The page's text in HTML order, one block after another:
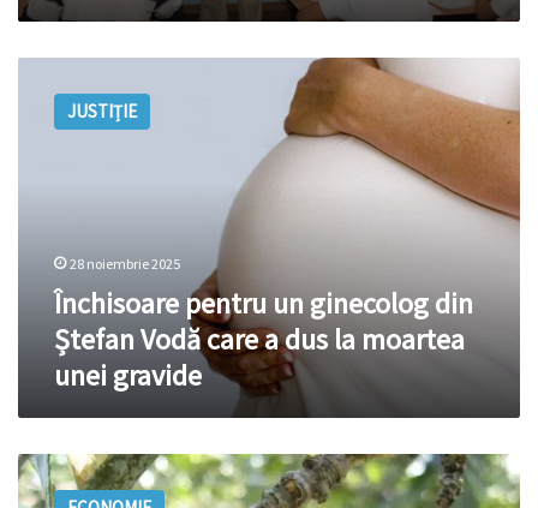
pentru
moartea
JUSTIȚIE
28 noiembrie 2025
Închisoare pentru un ginecolog din
Ștefan Vodă care a dus la moartea
unei gravide
Fermierii
din